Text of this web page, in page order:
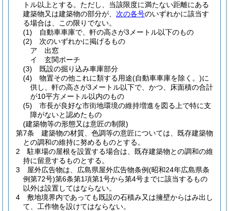
トル以上とする。 ただし、当該限度に満たない距離にある
建築物又は建築物の部分が、 次の各号のいずれかに該当す
る場合は、この限りでない。
(1)
自動車車庫で、軒の高さが3メートル以下のもの
(2)
次のいずれかに掲げるもの
ア
出窓
イ
玄関ポーチ
(3)
既設の掘り込み車庫部分
(4)
物置その他これに類する用途(自動車車庫を除く。)に
供し、軒の高さが3メートル以下で、かつ、床面積の合計
が10平方メートル以内のもの
(5)
市長が良好な市街地環境の維持増進を図る上で特に支
障がないと認めたもの
(建築物等の形態又は意匠の制限)
第7条
建築物の材質、色調等の意匠については、既存建築物
との調和の維持に努めるものとする。
2
駐車場の屋根を設置する場合は、既存建築物との調和の維
持に留意するものとする。
3
屋外広告物は、広島県屋外広告物条例(昭和24年広島県条
例第72号)第6条第1項第1号から第4号までに該当するもの
以外は設置してはならない。
4
敷地境界内であっても既設の石積み又は擁壁からはみ出し
て、工作物を設けてはならない。